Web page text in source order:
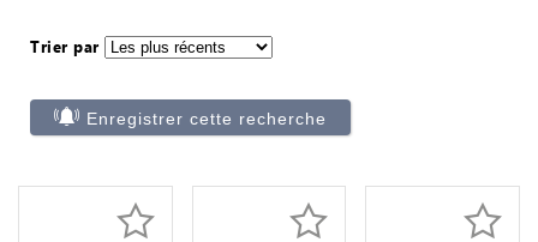
Trier par
Enregistrer cette recherche